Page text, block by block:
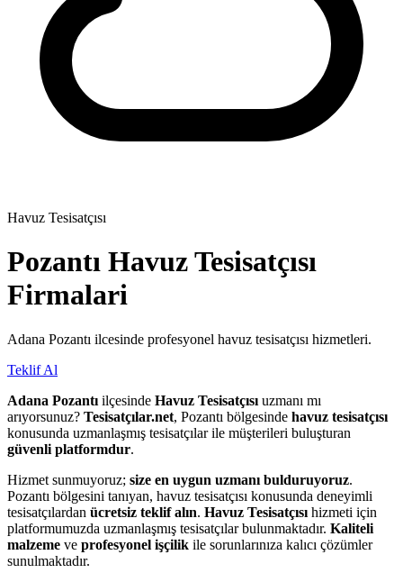
Havuz Tesisatçısı
Pozantı Havuz Tesisatçısı
Firmalari
Adana Pozantı ilcesinde profesyonel havuz tesisatçısı hizmetleri.
Teklif Al
Adana Pozantı ilçesinde Havuz Tesisatçısı uzmanı mı
arıyorsunuz? Tesisatçılar.net, Pozantı bölgesinde havuz tesisatçısı
konusunda uzmanlaşmış tesisatçılar ile müşterileri buluşturan
güvenli platformdur.
Hizmet sunmuyoruz; size en uygun uzmanı bulduruyoruz.
Pozantı bölgesini tanıyan, havuz tesisatçısı konusunda deneyimli
tesisatçılardan ücretsiz teklif alın. Havuz Tesisatçısı hizmeti için
platformumuzda uzmanlaşmış tesisatçılar bulunmaktadır. Kaliteli
malzeme ve profesyonel işçilik ile sorunlarınıza kalıcı çözümler
sunulmaktadır.